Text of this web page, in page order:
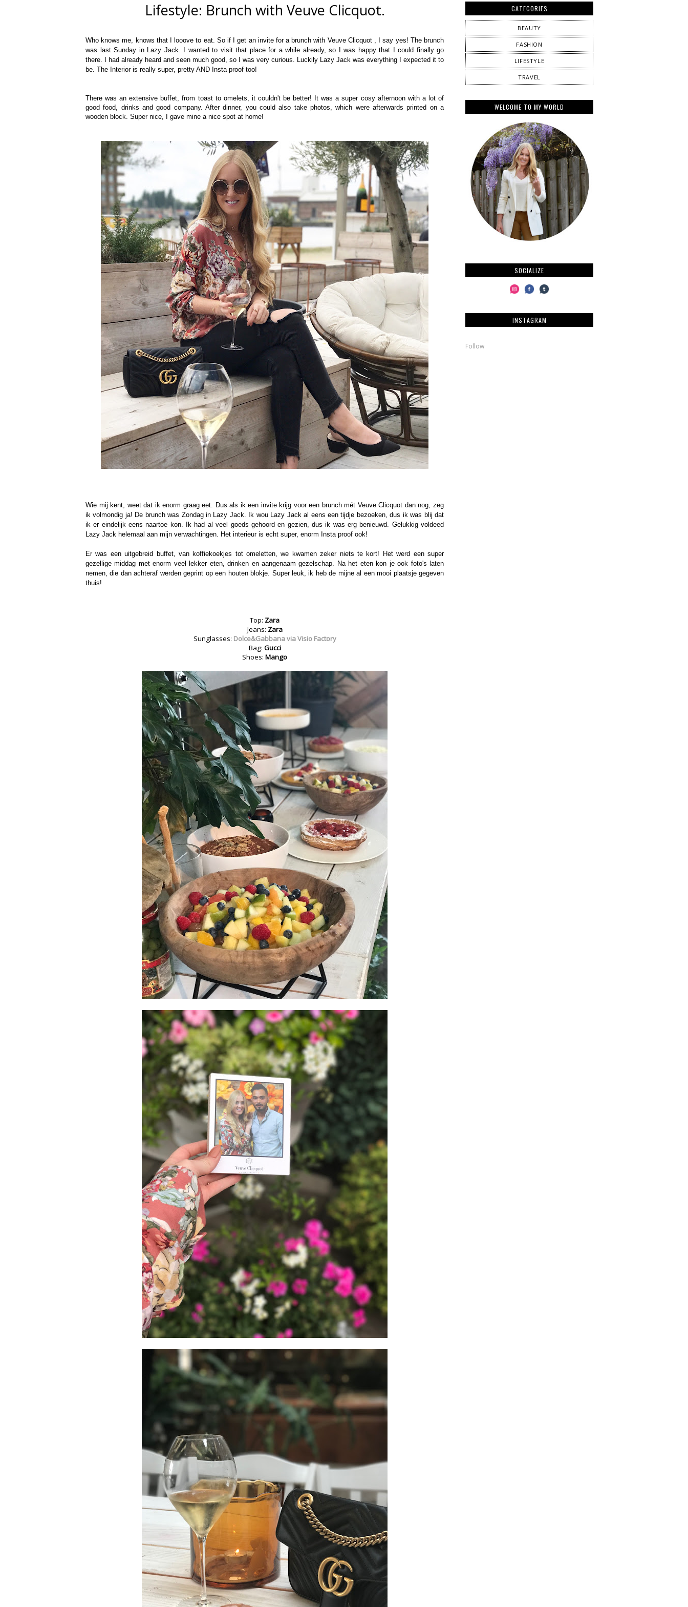
Lifestyle: Brunch with Veuve Clicquot.
Who knows me, knows that I looove to eat. So if I get an invite for a brunch with Veuve Clicquot , I say yes! The brunch
was last Sunday in Lazy Jack. I wanted to visit that place for a while already, so I was happy that I could finally go
there. I had already heard and seen much good, so I was very curious. Luckily Lazy Jack was everything I expected it to
be. The Interior is really super, pretty AND Insta proof too!
There was an extensive buffet, from toast to omelets, it couldn't be better! It was a super cosy afternoon with a lot of
good food, drinks and good company. After dinner, you could also take photos, which were afterwards printed on a
wooden block. Super nice, I gave mine a nice spot at home!
Wie mij kent, weet dat ik enorm graag eet. Dus als ik een invite krijg voor een brunch mét Veuve Clicquot dan nog, zeg
ik volmondig ja! De brunch was Zondag in Lazy Jack. Ik wou Lazy Jack al eens een tijdje bezoeken, dus ik was blij dat
ik er eindelijk eens naartoe kon. Ik had al veel goeds gehoord en gezien, dus ik was erg benieuwd. Gelukkig voldeed
Lazy Jack helemaal aan mijn verwachtingen. Het interieur is echt super, enorm Insta proof ook!
Er was een uitgebreid buffet, van koffiekoekjes tot omeletten, we kwamen zeker niets te kort! Het werd een super
gezellige middag met enorm veel lekker eten, drinken en aangenaam gezelschap. Na het eten kon je ook foto's laten
nemen, die dan achteraf werden geprint op een houten blokje. Super leuk, ik heb de mijne al een mooi plaatsje gegeven
thuis!
Top: Zara
Jeans: Zara
Sunglasses: Dolce&Gabbana via Visio Factory
Bag: Gucci
Shoes: Mango
CATEGORIES
BEAUTY
FASHION
LIFESTYLE
TRAVEL
WELCOME TO MY WORLD
SOCIALIZE
INSTAGRAM
Follow